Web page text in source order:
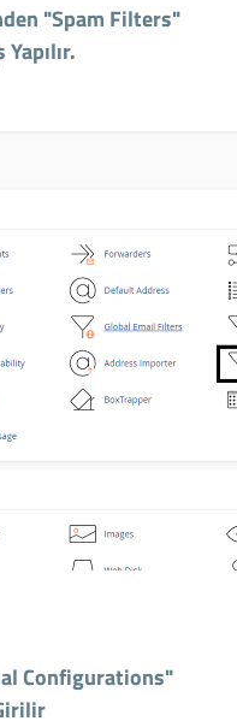
"Spam Filters"
Configurations"